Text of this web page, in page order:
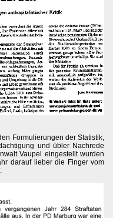
Formulierungen der Statistik,
und übler Nachrede
Vaupel eingestellt wurden
darauf lieber die Finger vom